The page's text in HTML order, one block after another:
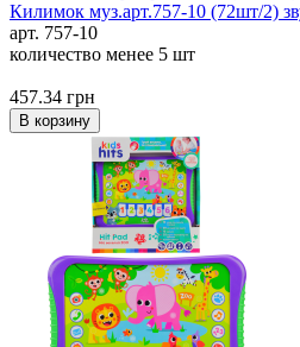
Килимок муз.арт.757-10 (72шт/2)
арт. 757-10
количество менее 5 шт
457.34 грн
В корзину